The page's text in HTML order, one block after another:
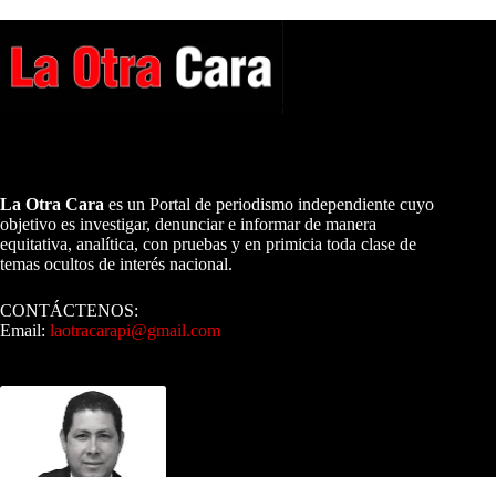
La Otra Cara es un Portal de periodismo independiente cuyo
objetivo es investigar, denunciar e informar de manera
equitativa, analítica, con pruebas y en primicia toda clase de
temas ocultos de interés nacional.
CONTÁCTENOS:
Email: laotracarapi@gmail.com